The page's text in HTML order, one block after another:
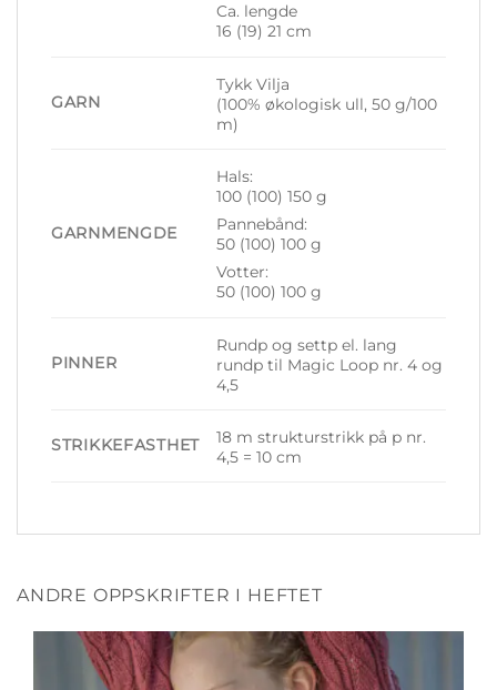
Ca. lengde
16 (19) 21 cm
GARN
Tykk Vilja
(100% økologisk ull, 50 g/100
m)
GARNMENGDE
Hals:
100 (100) 150 g
Pannebånd:
50 (100) 100 g
Votter:
50 (100) 100 g
PINNER
Rundp og settp el. lang
rundp til Magic Loop nr. 4 og
4,5
STRIKKEFASTHET
18 m strukturstrikk på p nr.
4,5 = 10 cm
ANDRE OPPSKRIFTER I HEFTET